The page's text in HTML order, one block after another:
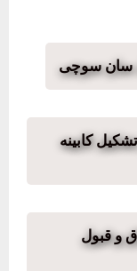
سان سوچی
کابینه
و قبول